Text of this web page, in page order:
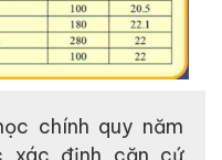
chính quy năm
xác định căn cứ